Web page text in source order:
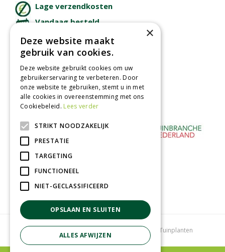
Lage verzendkosten
Vandaag besteld
Afhalen in tuincentrum
Betaal veilig
met iDeal - Wero
Kamerplanten Tuinplanten
×
Deze website maakt
gebruik van cookies.
Deze website gebruikt cookies om uw
gebruikerservaring te verbeteren. Door
onze website te gebruiken, stemt u in met
alle cookies in overeenstemming met ons
Cookiebeleid. Lees verder
STRIKT NOODZAKELIJK
PRESTATIE
TARGETING
FUNCTIONEEL
NIET-GECLASSIFICEERD
OPSLAAN EN SLUITEN
ALLES AFWIJZEN